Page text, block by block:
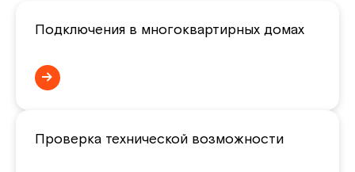
Подключения в многоквартирных домах
→
Проверка технической возможности